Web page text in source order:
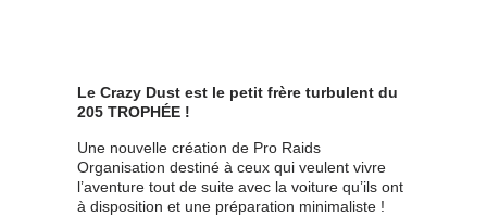
Le Crazy Dust est le petit frère turbulent du
205 TROPHÉE !
Une nouvelle création de Pro Raids
Organisation destiné à ceux qui veulent vivre
l’aventure tout de suite avec la voiture qu’ils ont
à disposition et une préparation minimaliste !